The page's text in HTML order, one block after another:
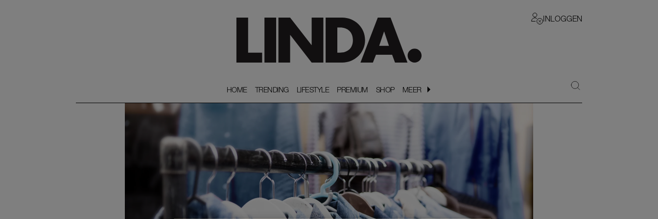
INLOGGEN
HOME
HOME TRENDING
TRENDING LIFESTYLE
LIFESTYLE PREMIUM
PREMIUM SHOP
SHOP MEER
MEER